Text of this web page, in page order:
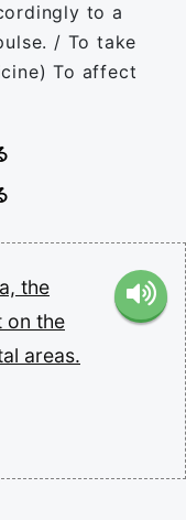
to a
/ To take
To affect
the
on the
areas.